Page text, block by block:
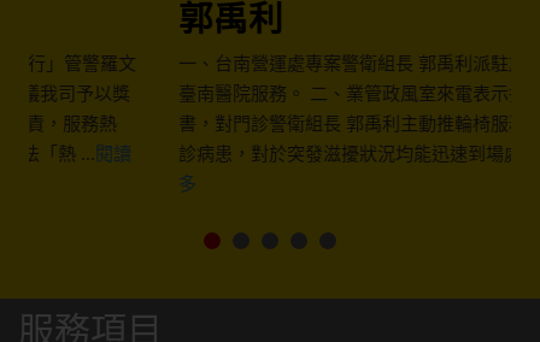
一、台南營運處專案警衛組長 郭禹利派駐於衛生福利部
臺南醫院服務。 二、業管政風室來電表示接獲民眾投
書，對門診警衛組長 郭禹利主動推輪椅服務行動不便就
診病患，對於突發滋擾狀況均能迅速到場處置 ...閱讀更
服務項目